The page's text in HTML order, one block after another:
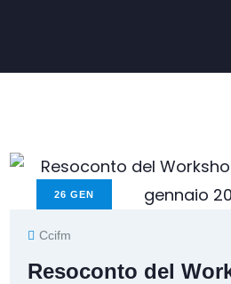
26 GEN
Ccifm
Resoconto del